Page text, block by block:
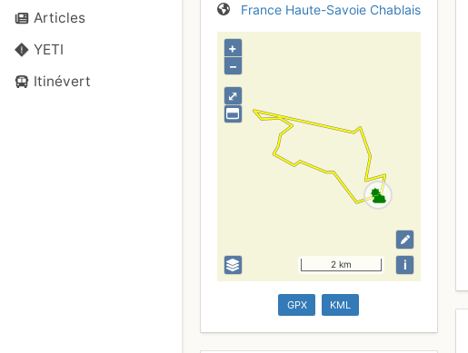
Articles
YETI
Itinévert
France Haute-Savoie Chablais
⤢
+
–
2 km i
GPX KML